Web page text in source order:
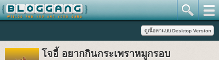
จอี้ อยากกินกระเพราหมูกรอบ